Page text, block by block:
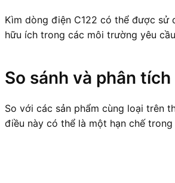
Kìm dòng điện C122 có thể được
hữu ích trong các môi trường yêu
So sánh và phân tích
So với các sản phẩm cùng loại trên
điều này có thể là một hạn chế